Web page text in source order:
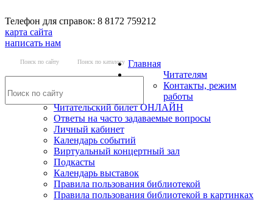
Телефон для справок: 8 8172 759212
карта сайта
написать нам
Поиск по сайту Поиск по каталогу Главная
Читателям
Контакты, режим
работы
Читательский билет ОНЛАЙН
Ответы на часто задаваемые вопросы
Личный кабинет
Календарь событий
Виртуальный концертный зал
Подкасты
Календарь выставок
Правила пользования библиотекой
Правила пользования библиотекой в картинках